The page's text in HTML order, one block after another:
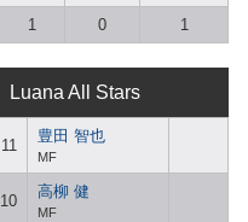
1 0 1
Luana All Stars
11
豊田 智也
MF
10
高柳 健
MF